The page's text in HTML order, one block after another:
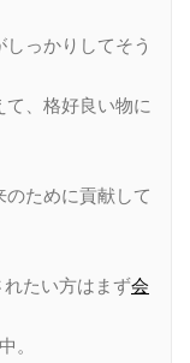
っかりしてそう
て、格好良い物に
ために貢献して
たい方はまず会
。